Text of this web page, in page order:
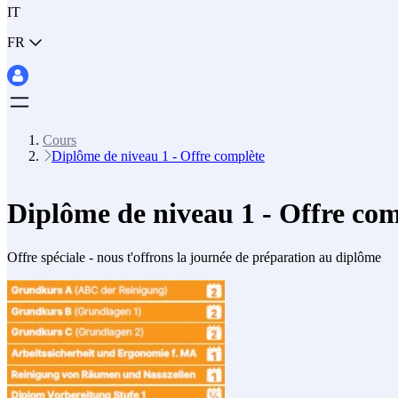
IT
FR
Cours
Diplôme de niveau 1 - Offre complète
Diplôme de niveau 1 - Offre
Offre spéciale - nous t'offrons la journée de préparation au diplôme